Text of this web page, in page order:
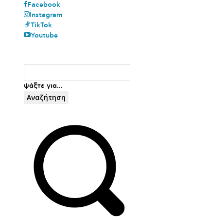
Facebook
Instagram
TikTok
Youtube
ψάξτε για...
Αναζήτηση